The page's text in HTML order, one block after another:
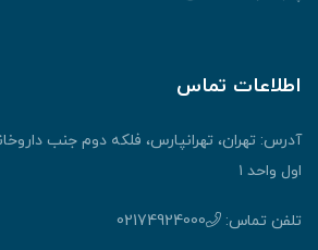
اطلاعات تماس
اول واحد ۱
تلفن تماس: 02174924000